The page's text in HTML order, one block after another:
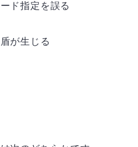
ド指定を誤る
が生じる